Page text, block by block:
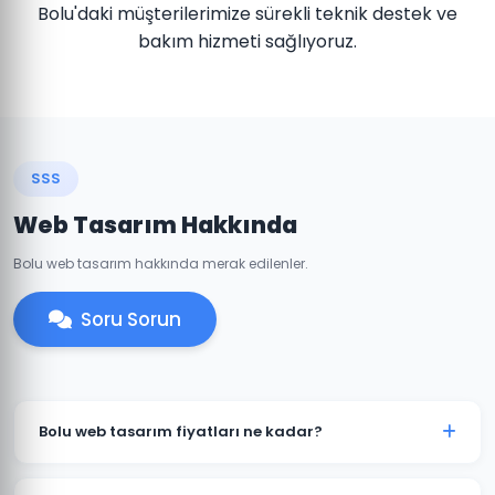
Bolu'daki müşterilerimize sürekli teknik destek ve
bakım hizmeti sağlıyoruz.
SSS
Web Tasarım Hakkında
Bolu web tasarım hakkında merak edilenler.
Soru Sorun
Bolu web tasarım fiyatları ne kadar?